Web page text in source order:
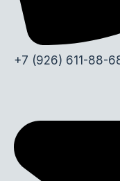
+7 (926) 611-88-